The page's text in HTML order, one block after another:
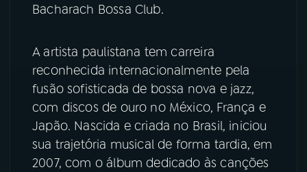
Instagram X
TikTok
Bacharach Bossa Club.
A artista paulistana tem carreira
reconhecida internacionalmente pela
fusão sofisticada de bossa nova e jazz,
com discos de ouro no México, França e
Japão. Nascida e criada no Brasil, iniciou
sua trajetória musical de forma tardia, em
2007, com o álbum dedicado às canções